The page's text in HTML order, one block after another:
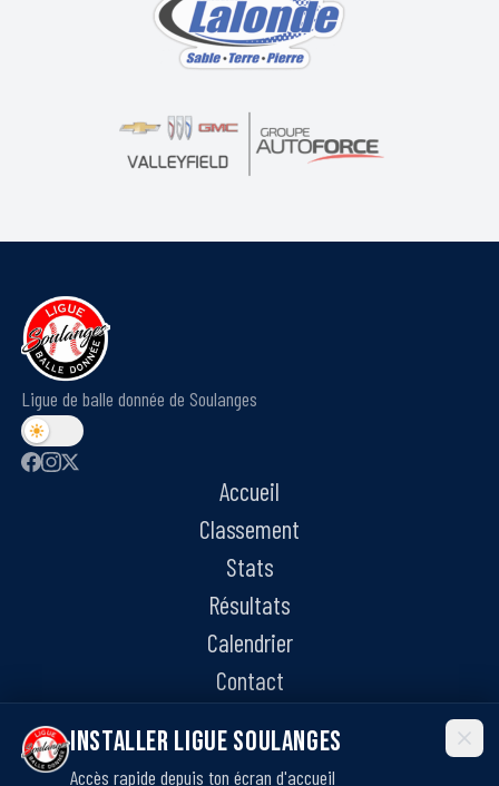
Ligue de balle donnée de Soulanges
Accueil
Classement
Stats
Résultats
Calendrier
Contact
Installer Ligue Soulanges
Accès rapide depuis ton écran d'accueil